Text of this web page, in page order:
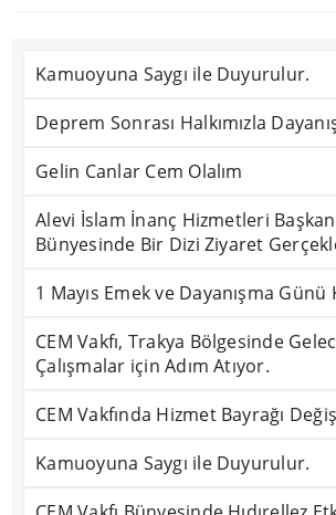
Kamuoyuna Saygı ile Duyurulur.
Deprem Sonrası Halkımızla
Gelin Canlar Cem Olalım
Alevi İslam İnanç Hizmetleri
Bünyesinde Bir Dizi Ziyaret
1 Mayıs Emek ve Dayanışma
CEM Vakfı, Trakya Bölgesinde
Çalışmalar için Adım Atıyor.
CEM Vakfında Hizmet Bayrağı
Kamuoyuna Saygı ile Duyurulur.